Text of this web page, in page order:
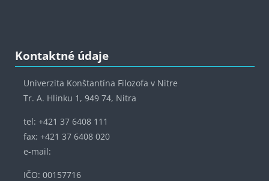
Bloky
Kontaktné údaje
Univerzita Konštantína Filozofa v Nitre
Tr. A. Hlinku 1, 949 74, Nitra
tel: +421 37 6408 111
fax: +421 37 6408 020
e-mail:
IČO: 00157716